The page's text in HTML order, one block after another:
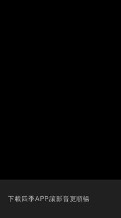
下載四季APP讓影音更順暢